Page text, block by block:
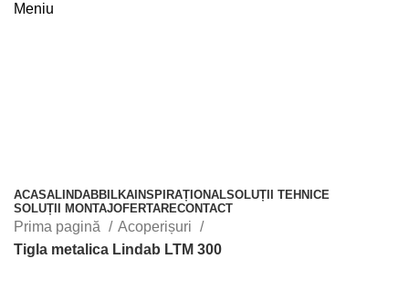
Meniu
ACASALINDABBILKAINSPIRAȚIONALSOLUȚII TEHNICE
SOLUȚII MONTAJOFERTARECONTACT
Prima pagină
Acoperișuri
Tigla metalica Lindab LTM 300